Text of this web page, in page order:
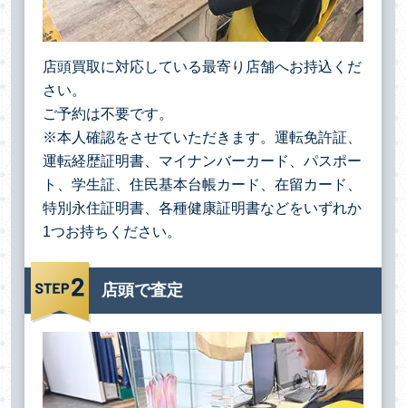
店頭買取に対応している最寄り店舗へお持込くだ
さい。
ご予約は不要です。
※本人確認をさせていただきます。運転免許証、
運転経歴証明書、マイナンバーカード、パスポー
ト、学生証、住民基本台帳カード、在留カード、
特別永住証明書、各種健康証明書などをいずれか
1つお持ちください。
店頭で査定